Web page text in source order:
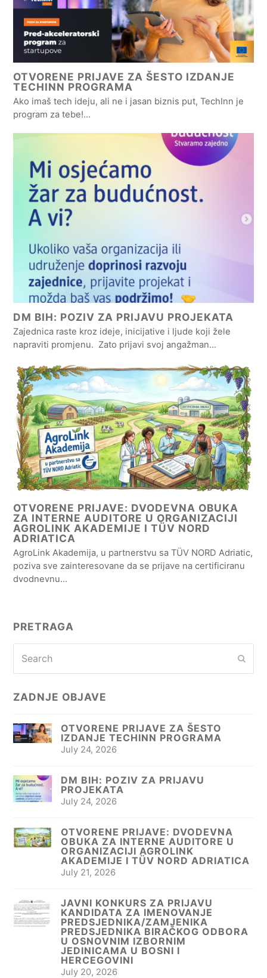
OTVORENE PRIJAVE ZA ŠESTO IZDANJE
TECHINN PROGRAMA
Ako imaš tech ideju, ali ne i jasan biznis put, TechInn je
program za tebe!…
DM BIH: POZIV ZA PRIJAVU PROJEKATA
Zajednica raste kroz ideje, inicijative i ljude koji žele
napraviti promjenu. Zato prijavi svoj angažman…
OTVORENE PRIJAVE: DVODEVNA OBUKA
ZA INTERNE AUDITORE U ORGANIZACIJI
AGROLINK AKADEMIJE I TÜV NORD
ADRIATICA
AgroLink Akademija, u partnerstvu sa TÜV NORD Adriatic,
poziva sve zainteresovane da se prijave na certificiranu
dvodnevnu…
PRETRAGA
ZADNJE OBJAVE
OTVORENE PRIJAVE ZA ŠESTO
IZDANJE TECHINN PROGRAMA
July 24, 2026
DM BIH: POZIV ZA PRIJAVU
PROJEKATA
July 24, 2026
OTVORENE PRIJAVE: DVODEVNA
OBUKA ZA INTERNE AUDITORE U
ORGANIZACIJI AGROLINK
AKADEMIJE I TÜV NORD ADRIATICA
July 21, 2026
JAVNI KONKURS ZA PRIJAVU
KANDIDATA ZA IMENOVANJE
PREDSJEDNIKA/ZAMJENIKA
PREDSJEDNIKA BIRAČKOG ODBORA
U OSNOVNIM IZBORNIM
JEDINICAMA U BOSNI I
HERCEGOVINI
July 20, 2026